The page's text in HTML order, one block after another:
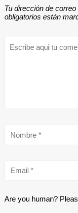
Tu dirección de
obligatorios están
Are you human?